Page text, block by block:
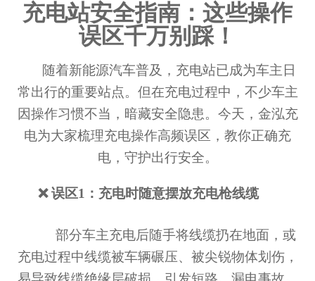
充电站安全指南：这些操作
误区千万别踩！
随着新能源汽车普及，充电站已成为车主日
常出行的重要站点。但在充电过程中，不少车主
因操作习惯不当，暗藏安全隐患。今天，金泓充
电为大家梳理充电操作高频误区，教你正确充
电，守护出行安全。
❌ 误区1：充电时随意摆放充电枪线缆
部分车主充电后随手将线缆扔在地面，或
充电过程中线缆被车辆碾压、被尖锐物体划伤，